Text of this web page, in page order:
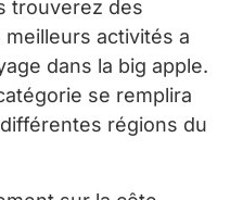
trouverez des
activités a
dans la big apple.
se remplira
régions du